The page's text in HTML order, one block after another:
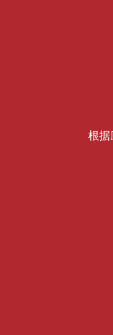
根据